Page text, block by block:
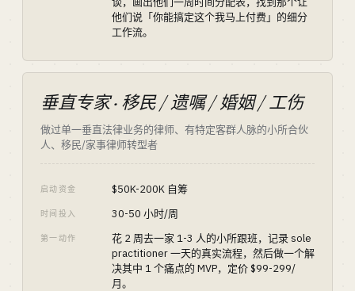
他们说「你能搞定这个我马上付费」的细分
工作流。
垂直专家 · 移民 / 遗嘱 / 婚姻 / 工伤
做过单一垂直法律业务的律师、有特定客群人脉的小所合伙
人、移民/家事律师转型者
启动资金 $50K-200K 自筹
时间投入 30-50 小时/周
第一动作
花 2 周去一家 1-3 人的小所跟班，记录 sole
practitioner 一天的真实流程，然后做一个解
决其中 1 个痛点的 MVP，定价 $99-299/
月。